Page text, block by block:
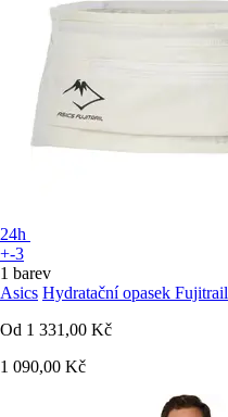
24h
+-3
1 barev
Asics Hydratační opasek Fujitrail
Od 1 331,00 Kč
1 090,00 Kč